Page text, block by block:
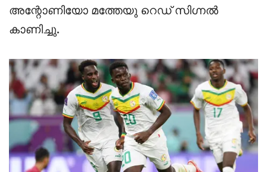
അന്റോണിയോ മത്തേയു റെഡ് സിഗ്നൽ
കാണിച്ചു.